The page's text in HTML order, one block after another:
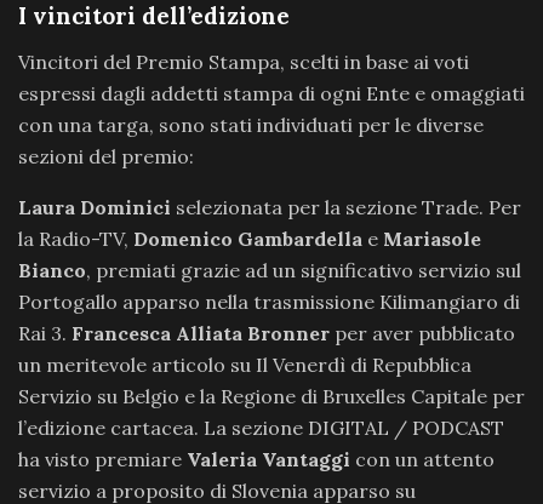
I vincitori dell’edizione
Vincitori del Premio Stampa, scelti in base ai voti
espressi dagli addetti stampa di ogni Ente e omaggiati
con una targa, sono stati individuati per le diverse
sezioni del premio:
Laura Dominici selezionata per la sezione Trade. Per
la Radio-TV, Domenico Gambardella e Mariasole
Bianco, premiati grazie ad un significativo servizio sul
Portogallo apparso nella trasmissione Kilimangiaro di
Rai 3. Francesca Alliata Bronner per aver pubblicato
un meritevole articolo su Il Venerdì di Repubblica
Servizio su Belgio e la Regione di Bruxelles Capitale per
l’edizione cartacea. La sezione DIGITAL / PODCAST
ha visto premiare Valeria Vantaggi con un attento
servizio a proposito di Slovenia apparso su